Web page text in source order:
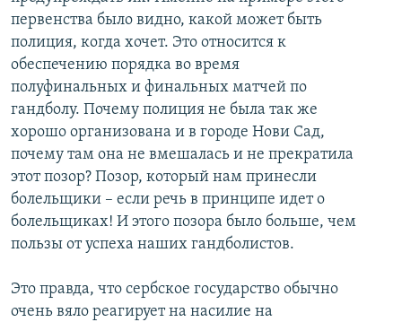
первенства было видно, какой может быть
полиция, когда хочет. Это относится к
обеспечению порядка во время
полуфинальных и финальных матчей по
гандболу. Почему полиция не была так же
хорошо организована и в городе Нови Сад,
почему там она не вмешалась и не прекратила
этот позор? Позор, который нам принесли
болельщики – если речь в принципе идет о
болельщиках! И этого позора было больше, чем
пользы от успеха наших гандболистов.
Это правда, что сербское государство обычно
очень вяло реагирует на насилие на